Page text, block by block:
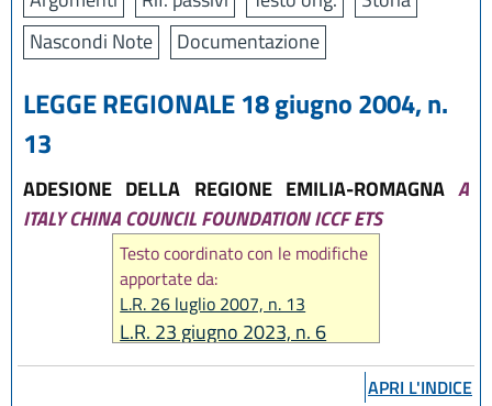
Nascondi Note
Documentazione
LEGGE REGIONALE 18 giugno 2004, n.
13
ADESIONE DELLA REGIONE EMILIA-ROMAGNA A
ITALY CHINA COUNCIL FOUNDATION ICCF ETS
Testo coordinato con le modifiche
apportate da:
L.R. 26 luglio 2007, n. 13
L.R. 23 giugno 2023, n. 6
APRI L'INDICE